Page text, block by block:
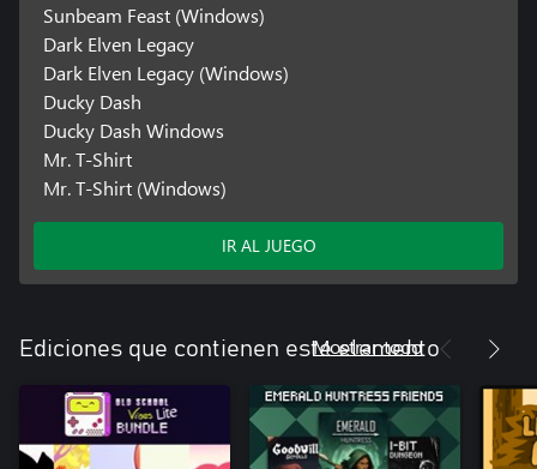
Sunbeam Feast (Windows)
Dark Elven Legacy
Dark Elven Legacy (Windows)
Ducky Dash
Ducky Dash Windows
Mr. T-Shirt
Mr. T-Shirt (Windows)
IR AL JUEGO
Ediciones que contienen este elemento
Mostrar todo